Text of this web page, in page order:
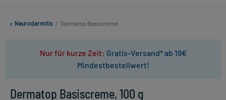
Neurodermitis / Dermatop Basiscreme
Nur für kurze Zeit: Gratis-Versand* ab 19€
Mindestbestellwert!
Dermatop Basiscreme, 100 g